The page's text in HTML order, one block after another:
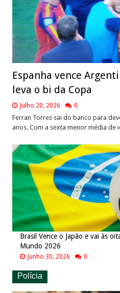
Espanha vence
leva o bi da Copa
Julho 20, 2026 0
Ferran Torres sai do banco para
anos. Com a sexta menor média de
Brasil Vence o Japão e vai às
Mundo 2026
Junho 30, 2026 0
Polícia